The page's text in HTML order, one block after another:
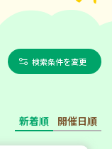
検索条件を変更
新着順 開催日順